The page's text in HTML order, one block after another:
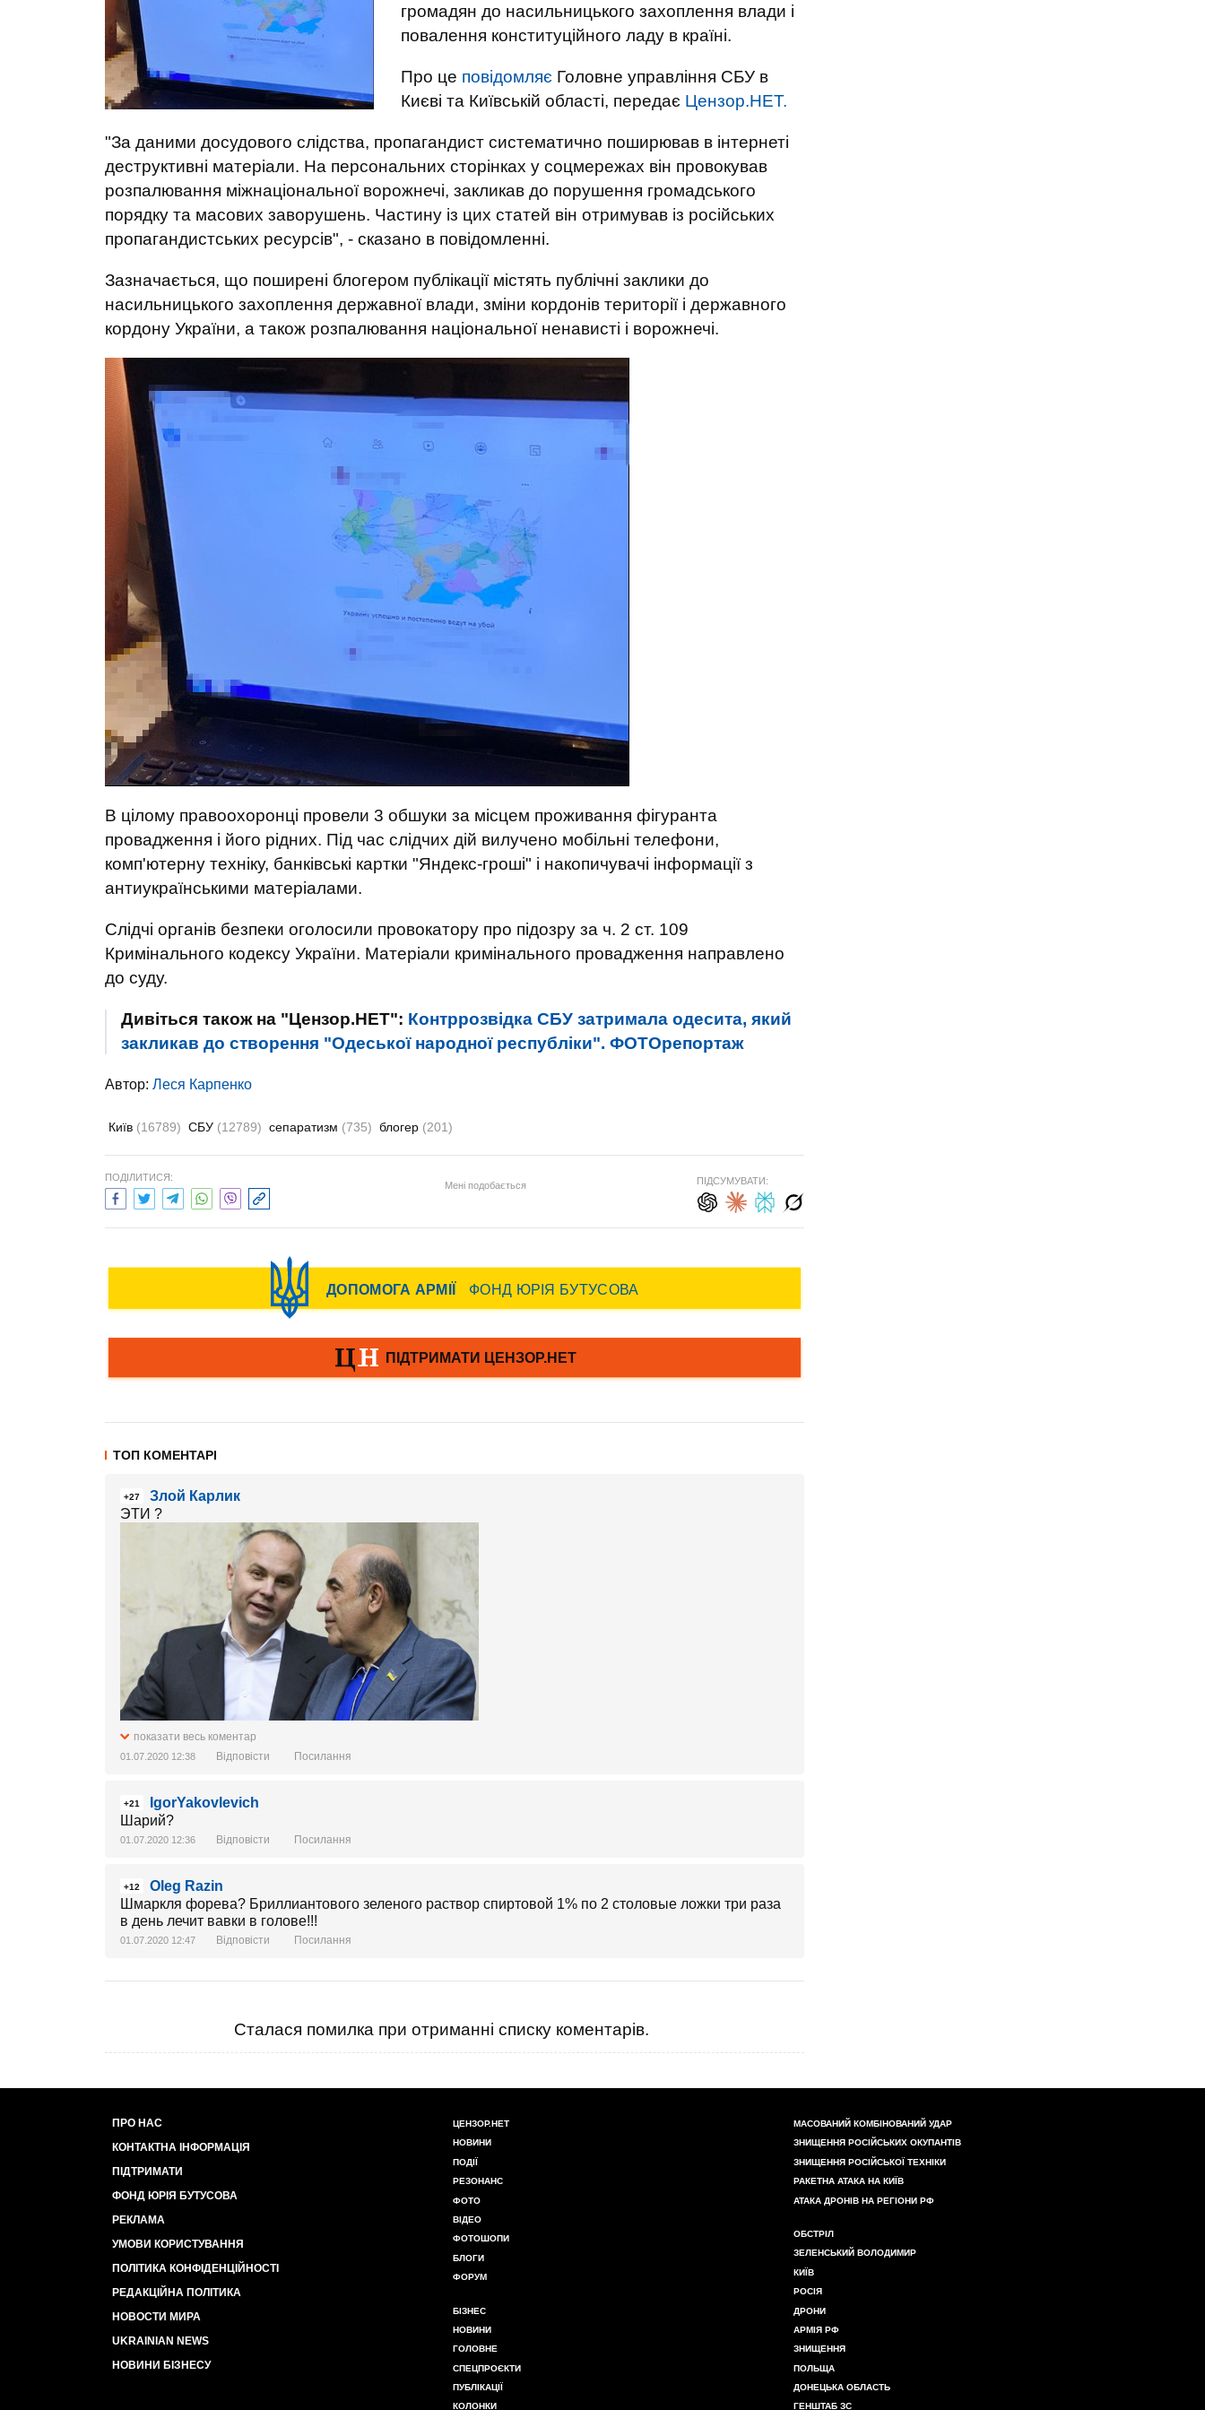
громадян до насильницького захоплення влади і
повалення конституційного ладу в країні.
Про це повідомляє Головне управління СБУ в
Києві та Київській області, передає Цензор.НЕТ.
"За даними досудового слідства, пропагандист систематично поширював в інтернеті
деструктивні матеріали. На персональних сторінках у соцмережах він провокував
розпалювання міжнаціональної ворожнечі, закликав до порушення громадського
порядку та масових заворушень. Частину із цих статей він отримував із російських
пропагандистських ресурсів", - сказано в повідомленні.
Зазначається, що поширені блогером публікації містять публічні заклики до
насильницького захоплення державної влади, зміни кордонів території і державного
кордону України, а також розпалювання національної ненависті і ворожнечі.
В цілому правоохоронці провели 3 обшуки за місцем проживання фігуранта
провадження і його рідних. Під час слідчих дій вилучено мобільні телефони,
комп'ютерну техніку, банківські картки "Яндекс-гроші" і накопичувачі інформації з
антиукраїнськими матеріалами.
Слідчі органів безпеки оголосили провокатору про підозру за ч. 2 ст. 109
Кримінального кодексу України. Матеріали кримінального провадження направлено
до суду.
Дивіться також на "Цензор.НЕТ": Контррозвідка СБУ затримала одесита, який
закликав до створення "Одеської народної республіки". ФОТОрепортаж
Автор: Леся Карпенко
Київ (16789) СБУ (12789) сепаратизм (735) блогер (201)
ПОДІЛИТИСЯ:
Мені подобається ПІДСУМУВАТИ:
ТОП КОМЕНТАРІ
+27
Злой Карлик
ЭТИ ?
показати весь коментар
01.07.2020 12:38 Відповісти Посилання
+21
IgorYakovlevich
Шарий?
01.07.2020 12:36 Відповісти Посилання
+12
Oleg Razin
Шмаркля форева? Бриллиантового зеленого раствор спиртовой 1% по 2 столовые ложки три раза
в день лечит вавки в голове!!!
01.07.2020 12:47 Відповісти Посилання
Сталася помилка при отриманні списку коментарів.
ПРО НАС
КОНТАКТНА ІНФОРМАЦІЯ
ПІДТРИМАТИ
ФОНД ЮРІЯ БУТУСОВА
РЕКЛАМА
УМОВИ КОРИСТУВАННЯ
ПОЛІТИКА КОНФІДЕНЦІЙНОСТІ
РЕДАКЦІЙНА ПОЛІТИКА
НОВОСТИ МИРА
UKRAINIAN NEWS
НОВИНИ БІЗНЕСУ
ЦЕНЗОР.НЕТ
НОВИНИ
ПОДІЇ
РЕЗОНАНС
ФОТО
ВІДЕО
ФОТОШОПИ
БЛОГИ
ФОРУМ
БІЗНЕС
НОВИНИ
ГОЛОВНЕ
СПЕЦПРОЄКТИ
ПУБЛІКАЦІЇ
КОЛОНКИ
МАСОВАНИЙ КОМБІНОВАНИЙ УДАР
ЗНИЩЕННЯ РОСІЙСЬКИХ ОКУПАНТІВ
ЗНИЩЕННЯ РОСІЙСЬКОЇ ТЕХНІКИ
РАКЕТНА АТАКА НА КИЇВ
АТАКА ДРОНІВ НА РЕГІОНИ РФ
ОБСТРІЛ
ЗЕЛЕНСЬКИЙ ВОЛОДИМИР
КИЇВ
РОСІЯ
ДРОНИ
АРМІЯ РФ
ЗНИЩЕННЯ
ПОЛЬЩА
ДОНЕЦЬКА ОБЛАСТЬ
ГЕНШТАБ ЗС